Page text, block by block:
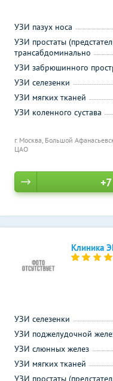
г. Москва, Большой
ЦАО
УЗИ пазух носа
УЗИ простаты
трансабдоминально
УЗИ забрюшинного
УЗИ селезенки
УЗИ мягких тканей
УЗИ коленного сустава
Клиника
УЗИ селезенки
УЗИ поджелудочной
УЗИ слюнных желез
УЗИ мягких тканей
УЗИ простаты